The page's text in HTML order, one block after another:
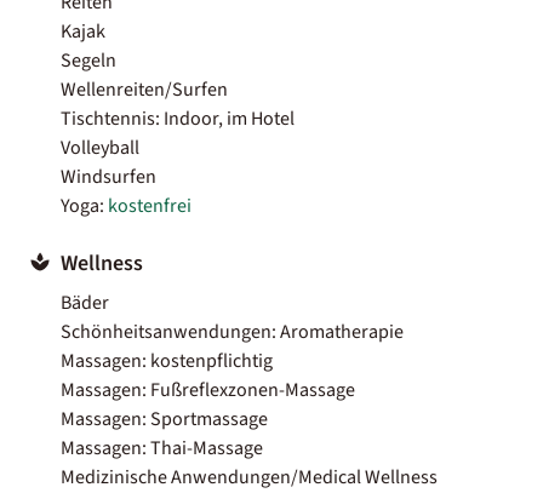
Kajak
Segeln
Wellenreiten/Surfen
Tischtennis: Indoor, im Hotel
Volleyball
Windsurfen
Yoga: kostenfrei
Wellness
Bäder
Schönheitsanwendungen: Aromatherapie
Massagen: kostenpflichtig
Massagen: Fußreflexzonen-Massage
Massagen: Sportmassage
Massagen: Thai-Massage
Medizinische Anwendungen/Medical Wellness